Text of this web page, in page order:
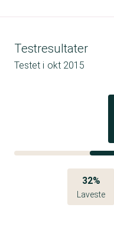
Testresultater
Testet i okt 2015
32%
Laveste